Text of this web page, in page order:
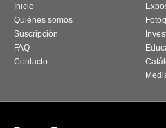
Inicio
Quiénes somos
Suscripción
FAQ
Contacto